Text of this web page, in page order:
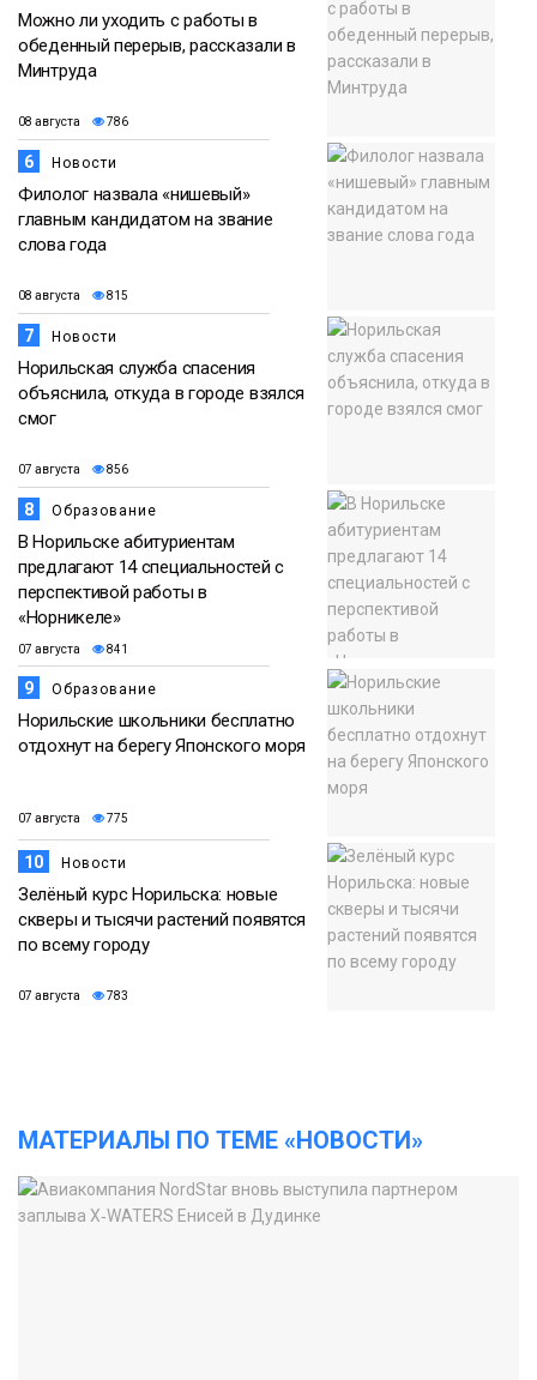
Можно ли уходить с работы в
обеденный перерыв, рассказали в
Минтруда
08 августа 786
6 Новости
Филолог назвала «нишевый»
главным кандидатом на звание
слова года
08 августа 815
7 Новости
Норильская служба спасения
объяснила, откуда в городе взялся
смог
07 августа 856
8 Образование
В Норильске абитуриентам
предлагают 14 специальностей с
перспективой работы в
«Норникеле»
07 августа 841
9 Образование
Норильские школьники бесплатно
отдохнут на берегу Японского моря
07 августа 775
10 Новости
Зелёный курс Норильска: новые
скверы и тысячи растений появятся
по всему городу
07 августа 783
МАТЕРИАЛЫ ПО ТЕМЕ «НОВОСТИ»